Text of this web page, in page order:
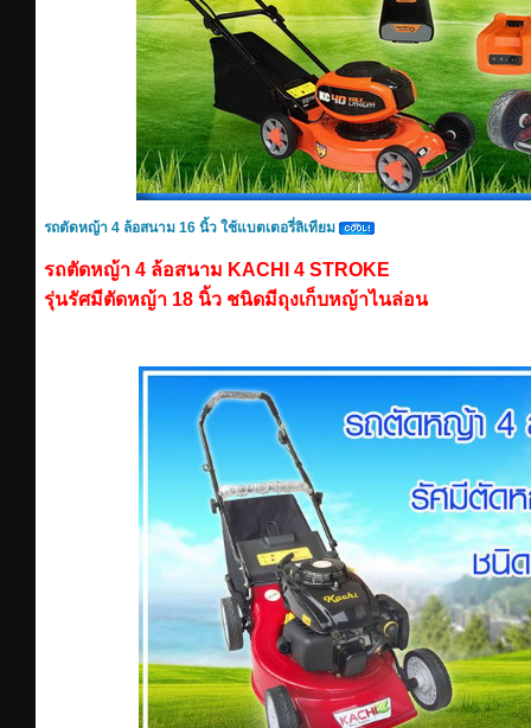
รถตัดหญ้า 4 ล้อสนาม 16 นิ้ว ใช้แบตเตอรี่ลิเทียม
รถตัดหญ้า 4 ล้อสนาม KACHI 4 STROKE
รุ่นรัศมีตัดหญ้า 18 นิ้ว ชนิดมีถุงเก็บหญ้าไนล่อน